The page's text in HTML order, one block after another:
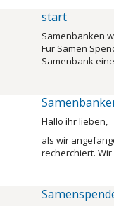
start
Samenbanken
Für Samen
Samenbank
Hallo ihr lieben,
als wir
recherchiert.